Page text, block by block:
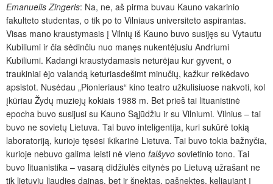
Emanuelis Zingeris: Na, ne, aš pirma buvau Kauno vakarinio
fakulteto studentas, o tik po to Vilniaus universiteto aspirantas.
Visas mano kraustymasis į Vilnių iš Kauno buvo susijęs su Vytautu
Kubiliumi ir čia sėdinčiu nuo manęs nukentėjusiu Andriumi
Kubiliumi. Kadangi kraustydamasis neturėjau kur gyvent, o
traukiniai ėjo valandą keturiasdešimt minučių, kažkur reikėdavo
apsistot. Nusėdau „Pionieriaus“ kino teatro užkulisiuose nakvoti, kol
įkūriau Žydų muziejų kokiais 1988 m. Bet prieš tai lituanistinė
epocha buvo susijusi su Kauno Sąjūdžiu ir su Vilniumi. Vilnius – tai
buvo ne sovietų Lietuva. Tai buvo inteligentija, kuri sukūrė tokią
laboratoriją, kurioje tęsėsi ikikarinė Lietuva. Tai buvo tokia bažnyčia,
kurioje nebuvo galima leisti nė vieno falšyvo sovietinio tono. Tai
buvo lituanistika – vasarą didžiulės eitynės po Lietuvą užrašant ne
tik lietuvių liaudies dainas, bet ir šnektas, pašnektes, keliaujant į